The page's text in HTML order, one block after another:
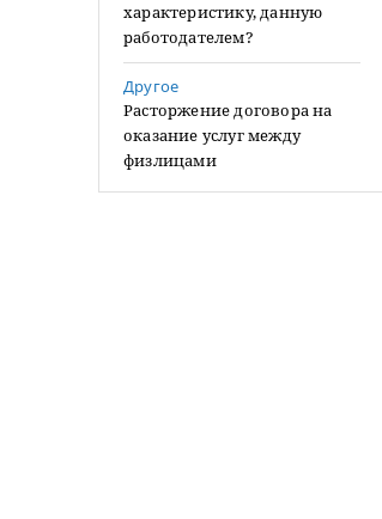
характеристику, данную
работодателем?
Другое
Расторжение договора на
оказание услуг между
физлицами